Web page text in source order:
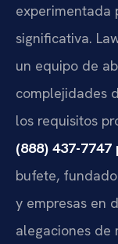
experimentada
significativa.
un equipo de
complejidades
los requisitos
(888) 437-
bufete,
y empresas en
alegaciones de